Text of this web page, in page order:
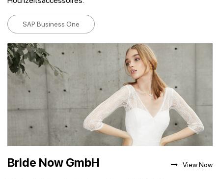
SAP Business One
Bride Now GmbH View Now